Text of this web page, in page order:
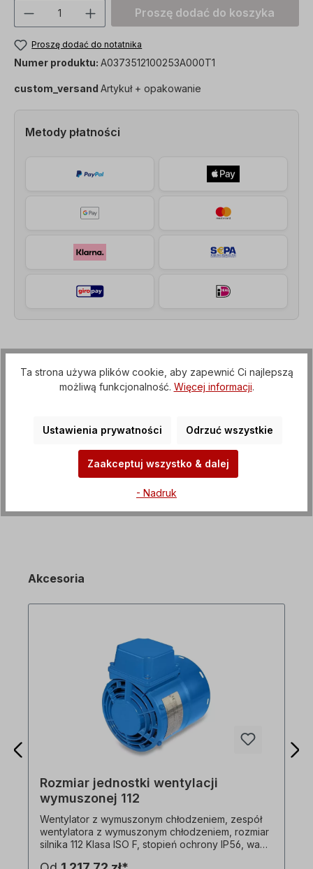
Ilość produktu: Proszę wprowadzić
Proszę dodać do koszyka
Proszę dodać do notatnika
Numer produktu: A0373512100253A000T1
custom_versand Artykuł + opakowanie
Metody płatności
Motoreduktor walcowy (przekładnia z kołnierzem
Pliki do pobrania
Akcesoria
Rozmiar jednostki wentylacji
wymuszonej 112
Wentylator z wymuszonym chłodzeniem, zespół
wentylatora z wymuszonym chłodzeniem, rozmiar
silnika 112 Klasa ISO F, stopień ochrony IP56, waga
Ta strona używa plików cookie, aby zapewnić Ci najlepszą
możliwą funkcjonalność. Więcej informacji.
Ustawienia prywatności Odrzuć wszystkie
Zaakceptuj wszystko & dalej
- Nadruk